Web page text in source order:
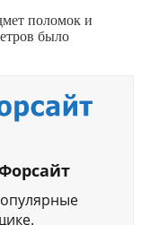
поломок и
было